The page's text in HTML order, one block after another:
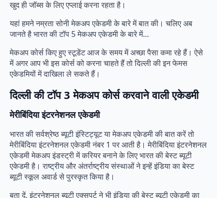
खुद ही जॉब्स के लिए एप्लाई करना रहता है।
यहां हमने नम्रता सोनी मेकअप एकेडमी के बारे में बात की। चलिए अब
जानते है भारत की टॉप 5 मेकअप एकेडमी के बारे में…
मेकअप कोर्स किए हुए स्टूडेंट आज के समय में अच्छा पैसा कमा रहे हैं। ऐसे
में अगर आप भी इस कोर्स को करना चाहते हैं तो दिल्ली की इन फेमस
एकेडमियों में दाखिला ले सकते हैं।
दिल्ली की टॉप 3 मेकअप कोर्स करवाने वाली एकेडमी
मेरीबिंदिया इंटरनेशनल एकेडमी
भारत की सर्वश्रेष्ठ ब्यूटी इंस्टिट्यूट या मेकअप एकेडमी की बात करें तो
मेरीबिंदिया इंटरनेशनल एकेडमी नंबर 1 पर आती है। मेरीबिंदिया इंटरनेशनल
एकेडमी मेकअप इंडस्ट्री में करियर बनाने के लिए भारत की बेस्ट ब्यूटी
एकेडमी है। राष्ट्रीय और अंतर्राष्ट्रीय संस्थाओं ने इन्हें इंडिया का बेस्ट
ब्यूटी स्कूल अवार्ड से पुरस्कृत किया है।
बता दें, इंटरनेशनल ब्यूटी एक्सपर्ट ने भी इंडिया की बेस्ट ब्यूटी एकेडमी का